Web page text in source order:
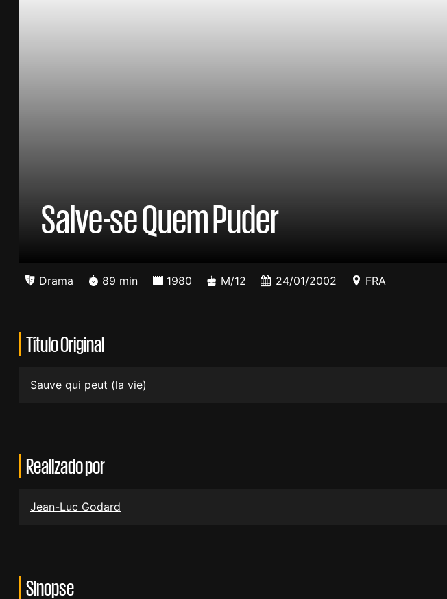
Salve-se Quem Puder
Drama 89 min 1980 M/12 24/01/2002 FRA
Título Original
Sauve qui peut (la vie)
Realizado por
Jean-Luc Godard
Sinopse